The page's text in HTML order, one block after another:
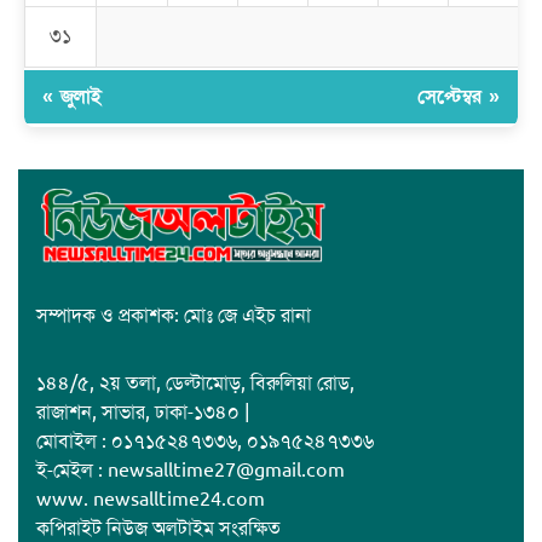
৩১
« জুলাই সেপ্টেম্বর »
সম্পাদক ও প্রকাশক: মোঃ জে এইচ রানা
১৪৪/৫, ২য় তলা, ডেল্টামোড়, বিরুলিয়া রোড,
রাজাশন, সাভার, ঢাকা-১৩৪০ |
মোবাইল : ০১৭১৫২৪৭৩৩৬, ০১৯৭৫২৪৭৩৩৬
ই-মেইল : newsalltime27@gmail.com
www. newsalltime24.com
কপিরাইট নিউজ অলটাইম সংরক্ষিত